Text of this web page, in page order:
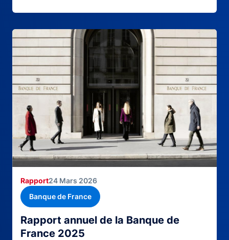
Rapport annuel de la Banque de
France 2025
Rapport24 Mars 2026
Banque de France